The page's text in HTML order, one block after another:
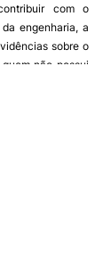
com o
engenharia, a
sobre o
não possui